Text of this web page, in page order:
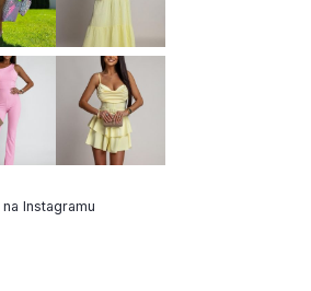
Instagramu